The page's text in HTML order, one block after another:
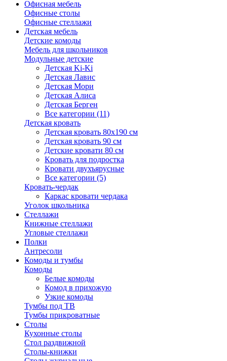
Офисная мебель
Офисные столы
Офисные стеллажи
Детская мебель
Детские комоды
Мебель для школьников
Модульные детские
Детская Ki-Ki
Детская Лавис
Детская Мори
Детская Алиса
Детская Берген
Все категории (11)
Детская кровать
Детская кровать 80х190 см
Детская кровать 90 см
Детские кровати 80 см
Кровать для подростка
Кровати двухъярусные
Все категории (5)
Кровать-чердак
Каркас кровати чердака
Уголок школьника
Стеллажи
Книжные стеллажи
Угловые стеллажи
Полки
Антресоли
Комоды и тумбы
Комоды
Белые комоды
Комод в прихожую
Узкие комоды
Тумбы под ТВ
Тумбы прикроватные
Столы
Кухонные столы
Стол раздвижной
Столы-книжки